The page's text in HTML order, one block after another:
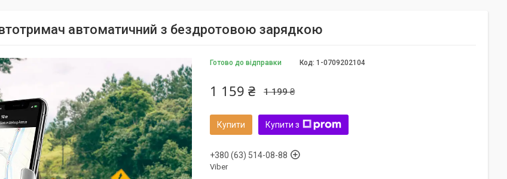
автоматичний з бездротовою зарядкою
Готово до відправки Код: 1-0709202104
1 199 ₴
1 159 ₴
Купити Купити з
+380 (63) 514-08-88
Viber